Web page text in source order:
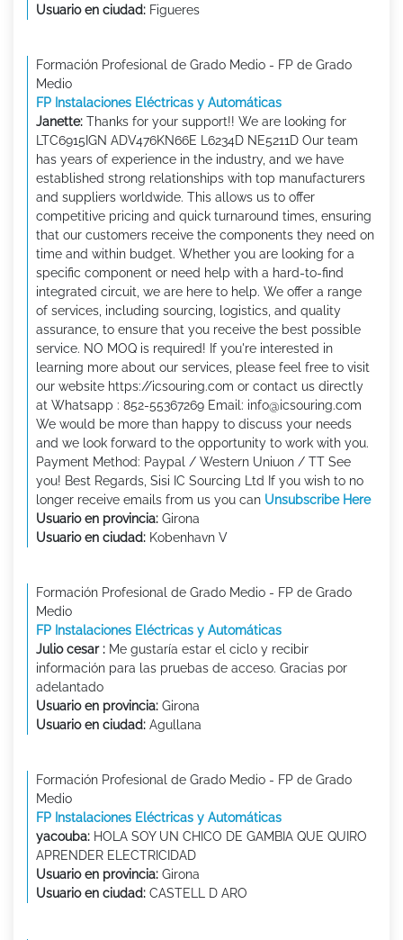
Usuario en ciudad: Figueres
Formación Profesional de Grado Medio - FP de Grado
Medio
FP Instalaciones Eléctricas y Automáticas
Janette: Thanks for your support!! We are looking for
LTC6915IGN ADV476KN66E L6234D NE5211D Our team
has years of experience in the industry, and we have
established strong relationships with top manufacturers
and suppliers worldwide. This allows us to offer
competitive pricing and quick turnaround times, ensuring
that our customers receive the components they need on
time and within budget. Whether you are looking for a
specific component or need help with a hard-to-find
integrated circuit, we are here to help. We offer a range
of services, including sourcing, logistics, and quality
assurance, to ensure that you receive the best possible
service. NO MOQ is required! If you're interested in
learning more about our services, please feel free to visit
our website https://icsouring.com or contact us directly
at Whatsapp : 852-55367269 Email: info@icsouring.com
We would be more than happy to discuss your needs
and we look forward to the opportunity to work with you.
Payment Method: Paypal / Western Uniuon / TT See
you! Best Regards, Sisi IC Sourcing Ltd If you wish to no
longer receive emails from us you can Unsubscribe Here
Usuario en provincia: Girona
Usuario en ciudad: Kobenhavn V
Formación Profesional de Grado Medio - FP de Grado
Medio
FP Instalaciones Eléctricas y Automáticas
Julio cesar : Me gustaría estar el ciclo y recibir
información para las pruebas de acceso. Gracias por
adelantado
Usuario en provincia: Girona
Usuario en ciudad: Agullana
Formación Profesional de Grado Medio - FP de Grado
Medio
FP Instalaciones Eléctricas y Automáticas
yacouba: HOLA SOY UN CHICO DE GAMBIA QUE QUIRO
APRENDER ELECTRICIDAD
Usuario en provincia: Girona
Usuario en ciudad: CASTELL D ARO